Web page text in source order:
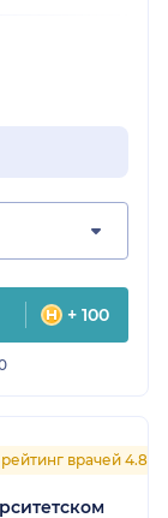
+ 100
врачей 4.8